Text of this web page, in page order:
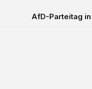
AfD-Parteitag